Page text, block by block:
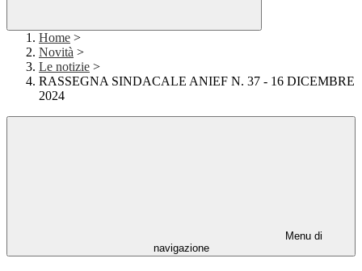
Home >
Novità >
Le notizie >
RASSEGNA SINDACALE ANIEF N. 37 - 16 DICEMBRE
2024
Menu di
navigazione